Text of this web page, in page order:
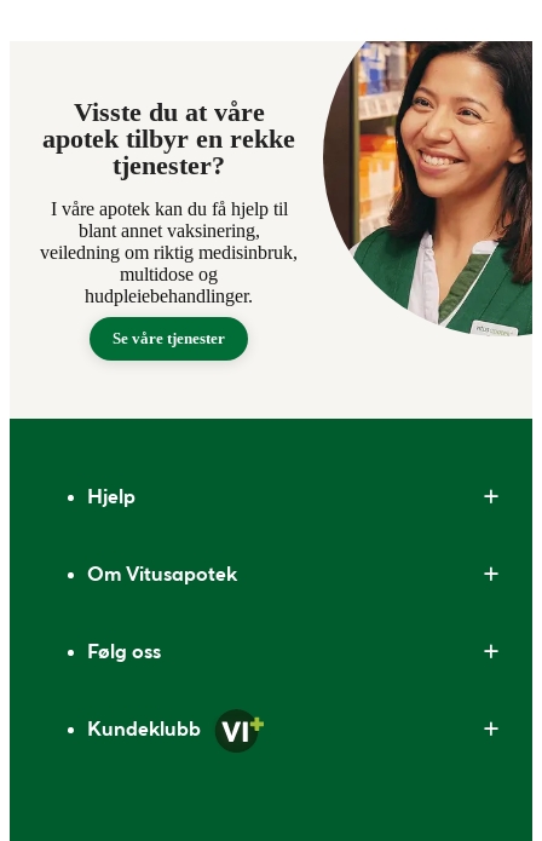
Visste du at våre
apotek tilbyr en rekke
tjenester?
I våre apotek kan du få hjelp til
blant annet vaksinering,
veiledning om riktig medisinbruk,
multidose og
hudpleiebehandlinger.
Se våre tjenester
Hjelp
Om Vitusapotek
Følg oss
Kundeklubb